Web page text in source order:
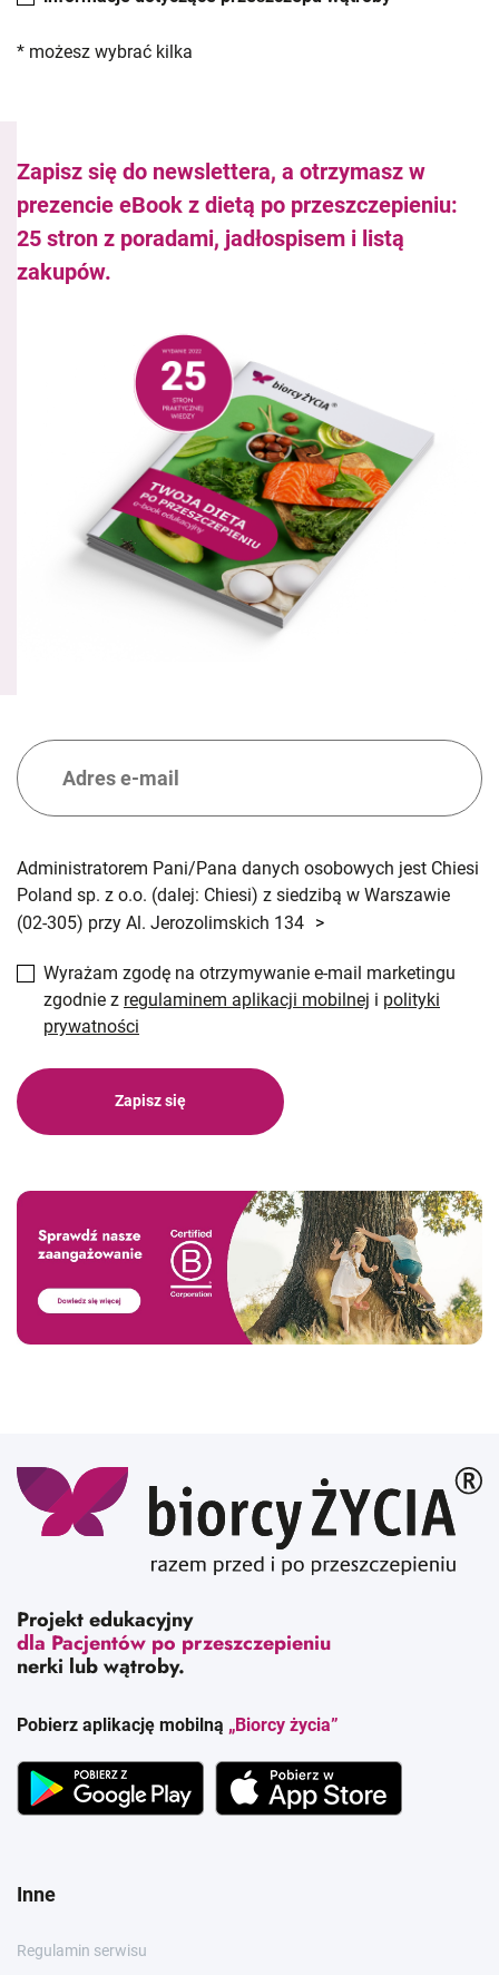
* możesz wybrać kilka
Zapisz się do newslettera, a otrzymasz w
prezencie eBook z dietą po przeszczepieniu:
25 stron z poradami, jadłospisem i listą
zakupów.
Administratorem Pani/Pana danych osobowych jest Chiesi
Poland sp. z o.o. (dalej: Chiesi) z siedzibą w Warszawie
(02-305) przy Al. Jerozolimskich 134 >
Wyrażam zgodę na otrzymywanie e-mail marketingu
zgodnie z regulaminem aplikacji mobilnej i polityki
prywatności
Zapisz się
Projekt edukacyjny
dla Pacjentów po przeszczepieniu
nerki lub wątroby.
Pobierz aplikację mobilną „Biorcy życia”
Inne
Regulamin serwisu